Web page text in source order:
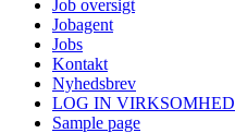
Job oversigt
Jobagent
Jobs
Kontakt
Nyhedsbrev
LOG IN VIRKSOMHED
Sample page